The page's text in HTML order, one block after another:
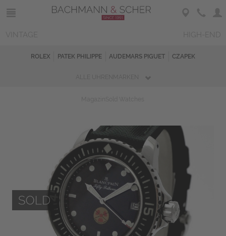
ROLEX PATEK PHILIPPE AUDEMARS PIGUET CZAPEK